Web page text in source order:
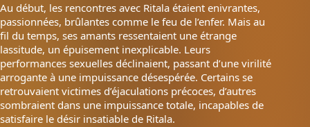
Au début, les rencontres avec Ritala étaient enivrantes,
passionnées, brûlantes comme le feu de l’enfer. Mais au
fil du temps, ses amants ressentaient une étrange
lassitude, un épuisement inexplicable. Leurs
performances sexuelles déclinaient, passant d’une virilité
arrogante à une impuissance désespérée. Certains se
retrouvaient victimes d’éjaculations précoces, d’autres
sombraient dans une impuissance totale, incapables de
satisfaire le désir insatiable de Ritala.